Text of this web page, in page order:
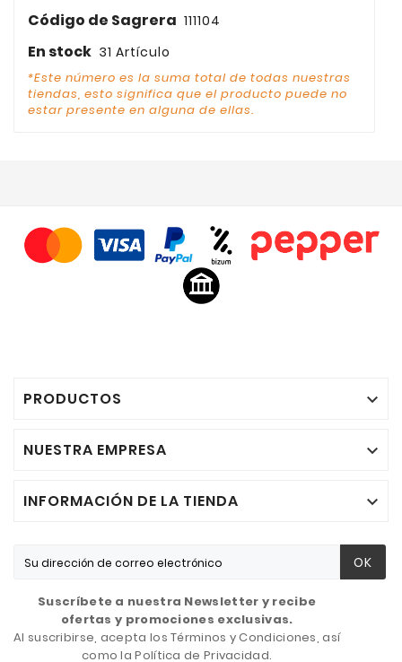
Código de Sagrera 111104
En stock 31 Artículo
*Este número es la suma total de todas nuestras
tiendas, esto significa que el producto puede no
estar presente en alguna de ellas.
PRODUCTOS 
NUESTRA EMPRESA 
INFORMACIÓN DE LA TIENDA 
OK
Suscríbete a nuestra Newsletter y recibe
ofertas y promociones exclusivas.
Al suscribirse, acepta los Términos y Condiciones, así
como la Política de Privacidad.